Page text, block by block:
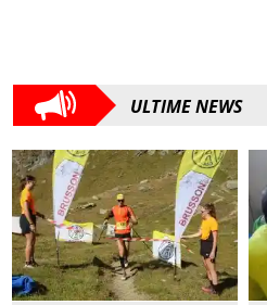
ULTIME NEWS